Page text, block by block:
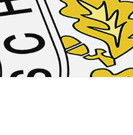
Umschalten